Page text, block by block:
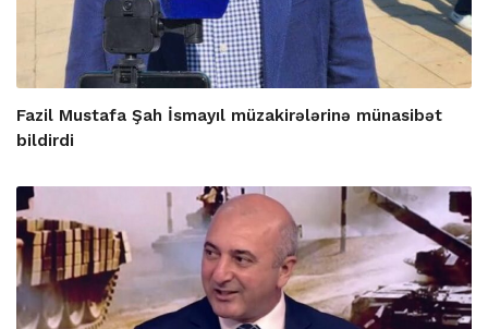
Fazil Mustafa Şah İsmayıl müzakirələrinə münasibət
bildirdi